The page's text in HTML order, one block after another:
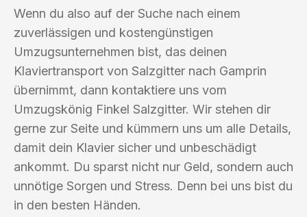
Wenn du also auf der Suche nach einem
zuverlässigen und kostengünstigen
Umzugsunternehmen bist, das deinen
Klaviertransport von Salzgitter nach Gamprin
übernimmt, dann kontaktiere uns vom
Umzugskönig Finkel Salzgitter. Wir stehen dir
gerne zur Seite und kümmern uns um alle Details,
damit dein Klavier sicher und unbeschädigt
ankommt. Du sparst nicht nur Geld, sondern auch
unnötige Sorgen und Stress. Denn bei uns bist du
in den besten Händen.